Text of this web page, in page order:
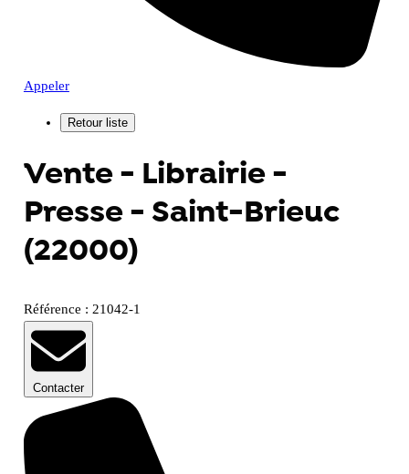
Appeler
Vente - Librairie -
Presse - Saint-Brieuc
(22000)
Référence : 21042-1
Contacter